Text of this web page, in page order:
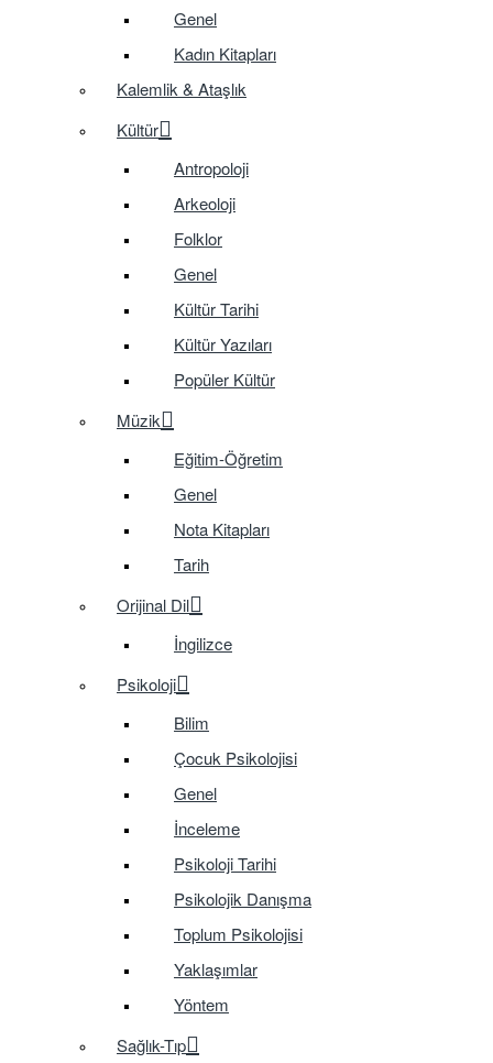
Genel
Kadın Kitapları
Kalemlik & Ataşlık
Kültür
Antropoloji
Arkeoloji
Folklor
Genel
Kültür Tarihi
Kültür Yazıları
Popüler Kültür
Müzik
Eğitim-Öğretim
Genel
Nota Kitapları
Tarih
Orijinal Dil
İngilizce
Psikoloji
Bilim
Çocuk Psikolojisi
Genel
İnceleme
Psikoloji Tarihi
Psikolojik Danışma
Toplum Psikolojisi
Yaklaşımlar
Yöntem
Sağlık-Tıp